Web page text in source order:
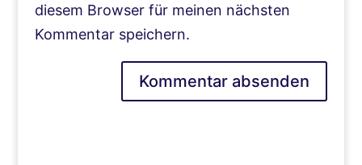
diesem Browser für meinen nächsten
Kommentar speichern.